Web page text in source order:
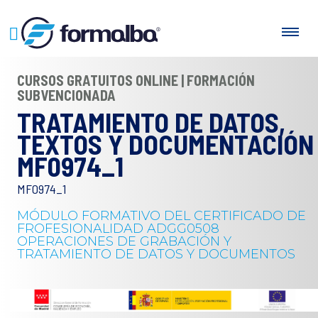
CURSOS GRATUITOS ONLINE | FORMACIÓN
SUBVENCIONADA
TRATAMIENTO DE DATOS,
TEXTOS Y DOCUMENTACIÓN
MF0974_1
MF0974_1
MÓDULO FORMATIVO DEL CERTIFICADO DE
FROFESIONALIDAD ADGG0508
OPERACIONES DE GRABACIÓN Y
TRATAMIENTO DE DATOS Y DOCUMENTOS